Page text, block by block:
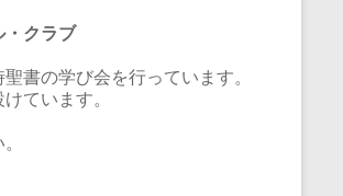
クラブ
書の学び会を行っています。
ています。